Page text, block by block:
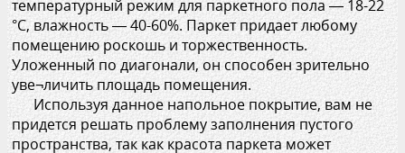
температурный режим для паркетного пола — 18-22
°С, влажность — 40-60%. Паркет придает любому
помещению роскошь и торжественность.
Уложенный по диагонали, он способен зрительно
уве¬личить площадь помещения.
Используя данное напольное покрытие, вам не
придется решать проблему заполнения пустого
пространства, так как красота паркета может